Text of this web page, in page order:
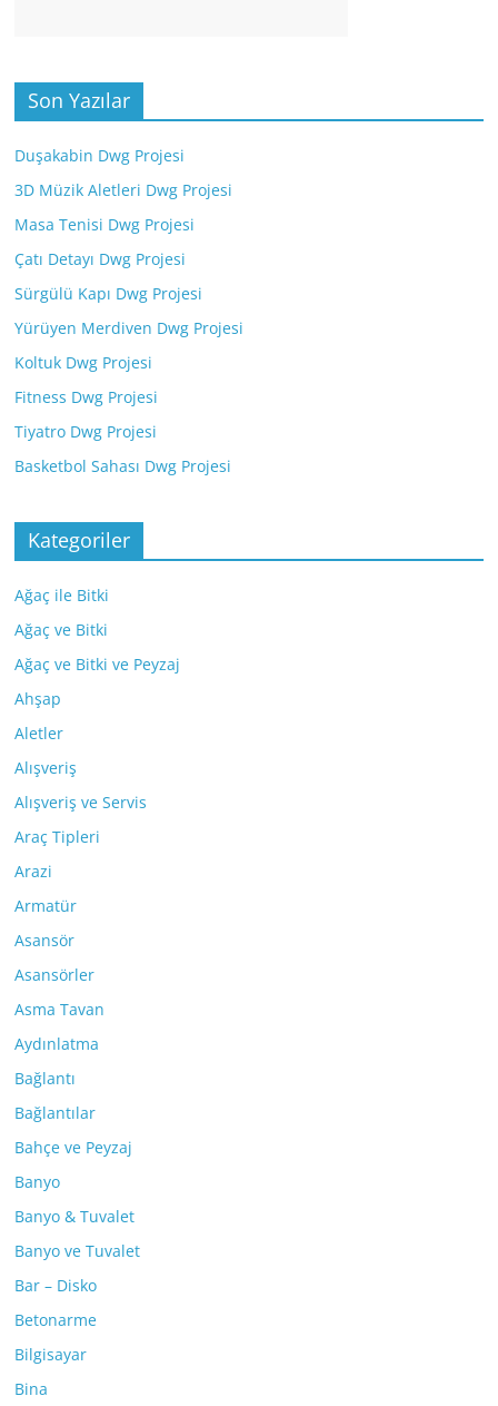
Son Yazılar
Duşakabin Dwg Projesi
3D Müzik Aletleri Dwg Projesi
Masa Tenisi Dwg Projesi
Çatı Detayı Dwg Projesi
Sürgülü Kapı Dwg Projesi
Yürüyen Merdiven Dwg Projesi
Koltuk Dwg Projesi
Fitness Dwg Projesi
Tiyatro Dwg Projesi
Basketbol Sahası Dwg Projesi
Kategoriler
Ağaç ile Bitki
Ağaç ve Bitki
Ağaç ve Bitki ve Peyzaj
Ahşap
Aletler
Alışveriş
Alışveriş ve Servis
Araç Tipleri
Arazi
Armatür
Asansör
Asansörler
Asma Tavan
Aydınlatma
Bağlantı
Bağlantılar
Bahçe ve Peyzaj
Banyo
Banyo & Tuvalet
Banyo ve Tuvalet
Bar – Disko
Betonarme
Bilgisayar
Bina